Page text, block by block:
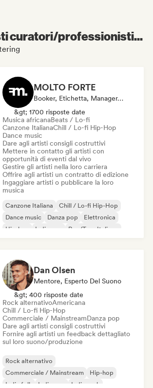
curatori/professionisti...
MOLTO FORTE
Booker, Etichetta, Manager, Mentore, Editore
&gt; 1700 risposte date
Musica africanaBeats / Lo-fi
Canzone ItalianaChill / Lo-fi Hip-Hop
Dance music
Dare agli artisti consigli costruttivi
Mettere in contatto gli artisti con
opportunità di eventi dal vivo
Gestire gli artisti nella loro carriera
Offrire agli artisti un contratto di edizione
Ingaggiare artisti o pubblicare la loro
musica
Canzone Italiana
Chill / Lo-fi Hip-Hop
Dance music
Danza pop
Elettronica
Hip-hop
Indie pop Rap/Trap Italiano
Dan Olsen
Mentore, Esperto Del Suono
&gt; 400 risposte date
Rock alternativoAmericana
Chill / Lo-fi Hip-Hop
Commerciale / MainstreamDanza pop
Dare agli artisti consigli costruttivi
Fornire agli artisti un feedback dettagliato
sul loro suono/produzione
Rock alternativo
Commerciale / Mainstream
Hip-hop
Indie folk
Indie pop Indie rock